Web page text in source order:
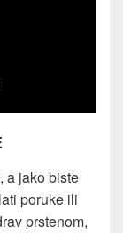
a jako biste
poruke ili
prstenom,